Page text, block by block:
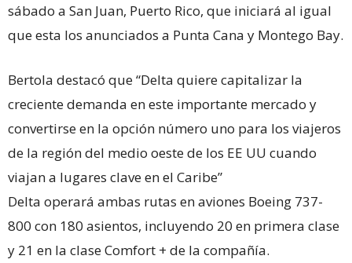
sábado a San Juan, Puerto Rico, que iniciará al igual
que esta los anunciados a Punta Cana y Montego Bay.
Bertola destacó que “Delta quiere capitalizar la
creciente demanda en este importante mercado y
convertirse en la opción número uno para los viajeros
de la región del medio oeste de los EE UU cuando
viajan a lugares clave en el Caribe”
Delta operará ambas rutas en aviones Boeing 737-
800 con 180 asientos, incluyendo 20 en primera clase
y 21 en la clase Comfort + de la compañía.